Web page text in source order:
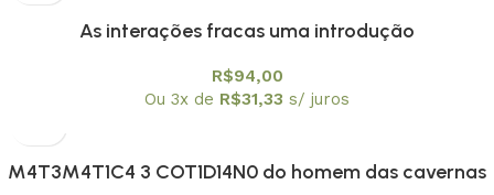
As interações fracas uma introdução
R$94,00
Ou 3x de R$31,33 s/ juros
M4T3M4T1C4 3 COT1D14N0 do homem das cavernas